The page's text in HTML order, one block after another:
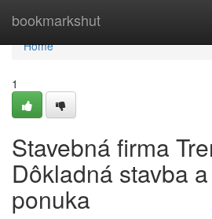
bookmarkshut
Home
Home
1
Stavebná firma
Dôkladná stavba
ponuka